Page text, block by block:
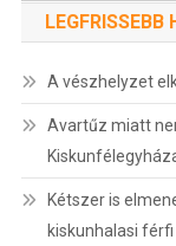
LEGFRISSEBB
A vészhelyzet
Avartűz miatt
Kétszer is
kiskunhalasi férfi